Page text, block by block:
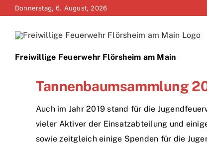
Zum
springen
Donnerstag, 6. August, 2026
Freiwillige Feuerwehr Flörsheim am Main
Tannenbaumsammlung
Auch im Jahr 2019 stand für die
vieler Aktiver der Einsatzabteilung und
sowie zeitgleich einige Spenden für die